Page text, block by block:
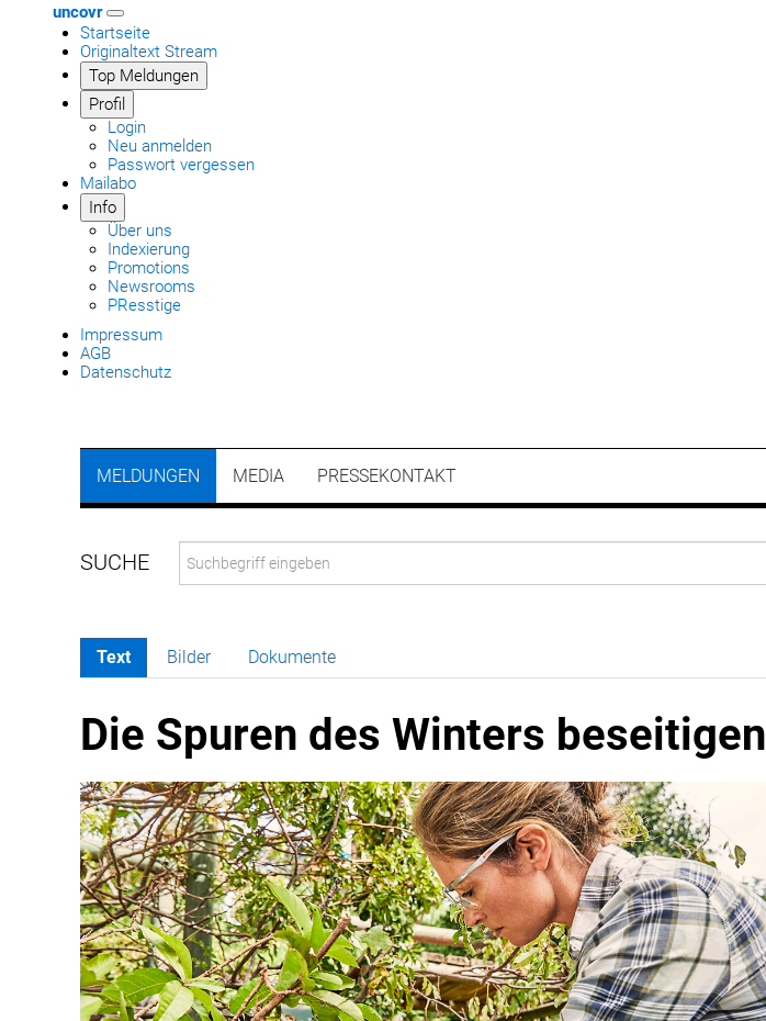
uncovr
Startseite
Originaltext Stream
Top Meldungen
Profil
Login
Neu anmelden
Passwort vergessen
Mailabo
Info
Über uns
Indexierung
Promotions
Newsrooms
PResstige
Impressum
AGB
Datenschutz
MELDUNGEN MEDIA PRESSEKONTAKT
Text Bilder Dokumente
Die Spuren des Winters beseitigen